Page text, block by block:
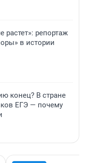
растет»: репортаж
в истории
конец? В стране
ЕГЭ — почему